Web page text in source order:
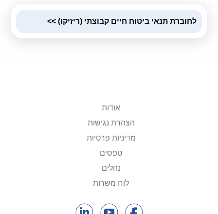
לחוברת תנאי ביטוח חיים קבוצתי (ריזיקו) >>
אודות
הצהרת נגישות
מדיניות פרטיות
טפסים
נהלים
לוח משרות